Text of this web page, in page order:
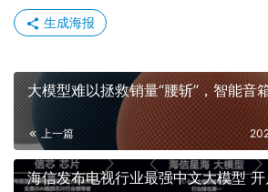
生成海报
大模型难以拯救销量“腰斩”，智能音
上一篇
海信发布电视行业最强中文大模型